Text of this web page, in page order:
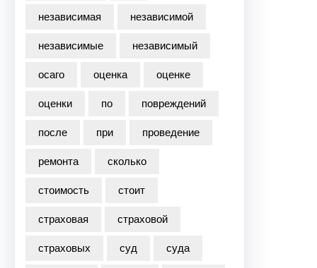
независимая
независимой
независимые
независимый
осаго
оценка
оценке
оценки
по
повреждений
после
при
проведение
ремонта
сколько
стоимость
стоит
страховая
страховой
страховых
суд
суда